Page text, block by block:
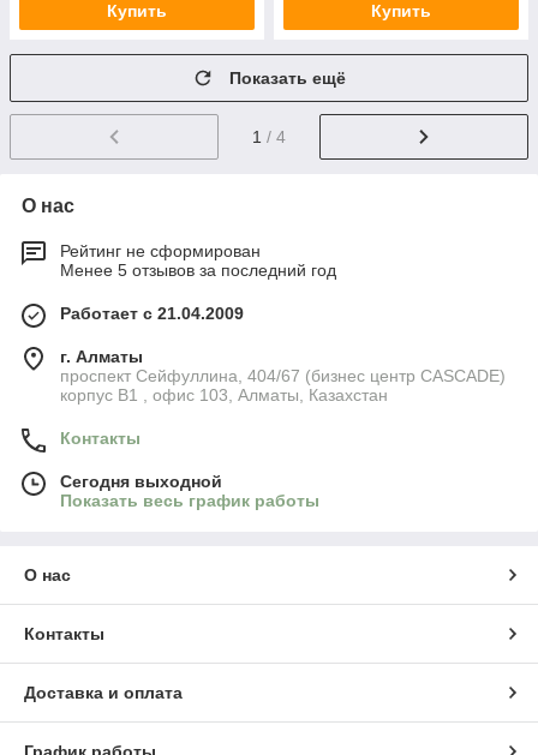
Купить Купить
Показать ещё
1 / 4
О нас
Рейтинг не сформирован
Менее 5 отзывов за последний год
Работает с 21.04.2009
г. Алматы
​проспект Сейфуллина, 404/67 (бизнес центр CASCADE)
корпус В1 , офис 103, Алматы, Казахстан
Контакты
Сегодня выходной
Показать весь график работы
О нас
Контакты
Доставка и оплата